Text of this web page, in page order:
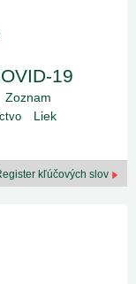
19
Zoznam
Liek
kľúčových slov